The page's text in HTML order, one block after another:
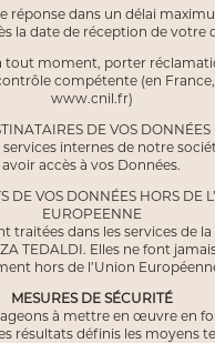
réponse dans un délai
la date de réception de votre
tout moment, porter
compétente (en France,
www.cnil.fr)
DE VOS DONNÉES
services internes de notre
avoir accès à vos Données.
DE VOS DONNÉES HORS DE
EUROPEENNE
traitées dans les services de la
TEDALDI. Elles ne font
hors de l’Union
MESURES DE SÉCURITÉ
à mettre en œuvre en
résultats définis les moyens